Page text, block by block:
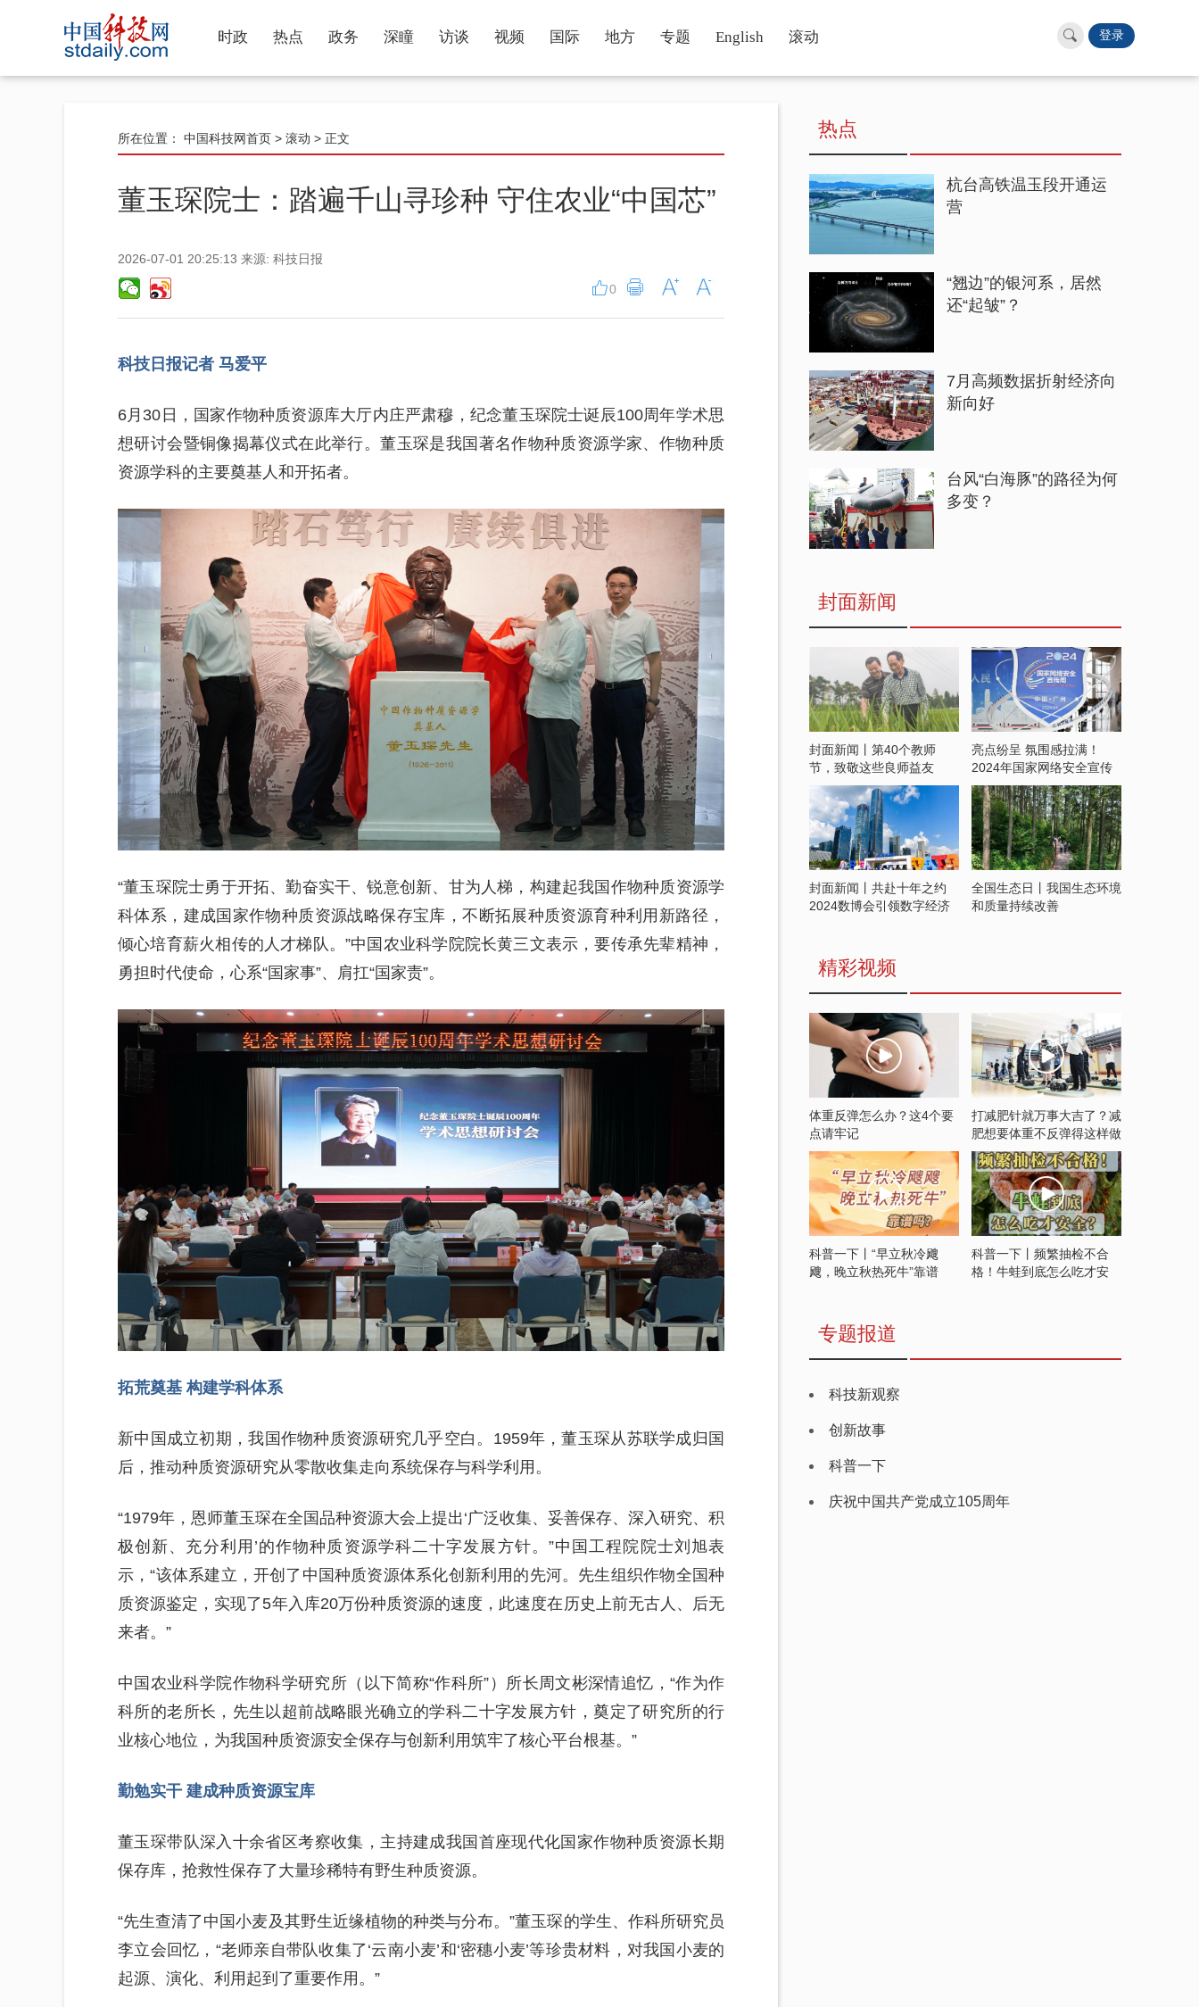
时政 热点 政务 深瞳 访谈 视频 国际 地方 专题 English 滚动 登录
所在位置： 中国科技网首页 > 滚动 > 正文
董玉琛院士：踏遍千山寻珍种 守住农业“中国芯”
2026-07-01 20:25:13 来源: 科技日报
0
科技日报记者 马爱平
6月30日，国家作物种质资源库大厅内庄严肃穆，纪念董玉琛院士诞辰100周年学术思
想研讨会暨铜像揭幕仪式在此举行。董玉琛是我国著名作物种质资源学家、作物种质
资源学科的主要奠基人和开拓者。
“董玉琛院士勇于开拓、勤奋实干、锐意创新、甘为人梯，构建起我国作物种质资源学
科体系，建成国家作物种质资源战略保存宝库，不断拓展种质资源育种利用新路径，
倾心培育薪火相传的人才梯队。”中国农业科学院院长黄三文表示，要传承先辈精神，
勇担时代使命，心系“国家事”、肩扛“国家责”。
拓荒奠基 构建学科体系
新中国成立初期，我国作物种质资源研究几乎空白。1959年，董玉琛从苏联学成归国
后，推动种质资源研究从零散收集走向系统保存与科学利用。
“1979年，恩师董玉琛在全国品种资源大会上提出‘广泛收集、妥善保存、深入研究、积
极创新、充分利用’的作物种质资源学科二十字发展方针。”中国工程院院士刘旭表
示，“该体系建立，开创了中国种质资源体系化创新利用的先河。先生组织作物全国种
质资源鉴定，实现了5年入库20万份种质资源的速度，此速度在历史上前无古人、后无
来者。”
中国农业科学院作物科学研究所（以下简称“作科所”）所长周文彬深情追忆，“作为作
科所的老所长，先生以超前战略眼光确立的学科二十字发展方针，奠定了研究所的行
业核心地位，为我国种质资源安全保存与创新利用筑牢了核心平台根基。”
勤勉实干 建成种质资源宝库
董玉琛带队深入十余省区考察收集，主持建成我国首座现代化国家作物种质资源长期
保存库，抢救性保存了大量珍稀特有野生种质资源。
“先生查清了中国小麦及其野生近缘植物的种类与分布。”董玉琛的学生、作科所研究员
李立会回忆，“老师亲自带队收集了‘云南小麦’和‘密穗小麦’等珍贵材料，对我国小麦的
起源、演化、利用起到了重要作用。”
热点
杭台高铁温玉段开通运
营
“翘边”的银河系，居然
还“起皱”？
7月高频数据折射经济向
新向好
台风“白海豚”的路径为何
多变？
封面新闻
封面新闻丨第40个教师
节，致敬这些良师益友
亮点纷呈 氛围感拉满！
2024年国家网络安全宣传
周开启
封面新闻丨共赴十年之约
2024数博会引领数字经济
全国生态日丨我国生态环境
和质量持续改善
精彩视频
体重反弹怎么办？这4个要
点请牢记
打减肥针就万事大吉了？减
肥想要体重不反弹得这样做
科普一下丨“早立秋冷飕
飕，晚立秋热死牛”靠谱
科普一下丨频繁抽检不合
格！牛蛙到底怎么吃才安
专题报道
科技新观察
创新故事
科普一下
庆祝中国共产党成立105周年